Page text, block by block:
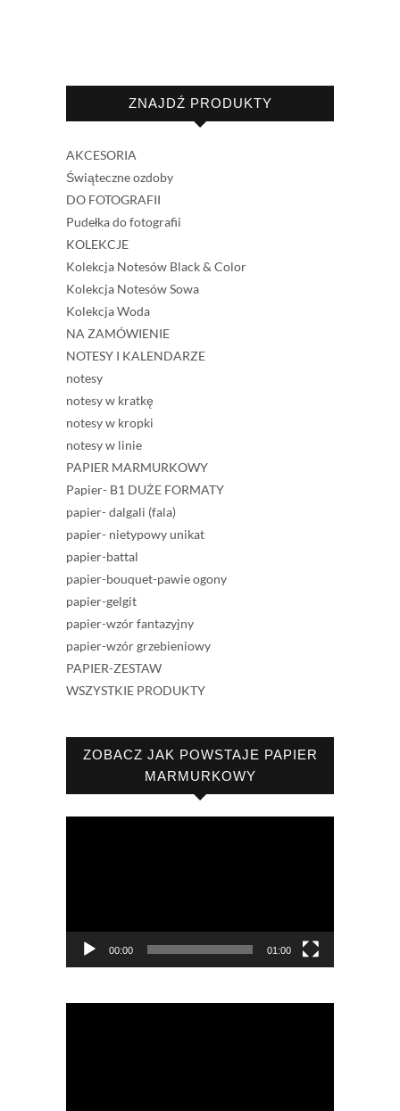
ZNAJDŹ PRODUKTY
AKCESORIA
Świąteczne ozdoby
DO FOTOGRAFII
Pudełka do fotografii
KOLEKCJE
Kolekcja Notesów Black & Color
Kolekcja Notesów Sowa
Kolekcja Woda
NA ZAMÓWIENIE
NOTESY I KALENDARZE
notesy
notesy w kratkę
notesy w kropki
notesy w linie
PAPIER MARMURKOWY
Papier- B1 DUŻE FORMATY
papier- dalgali (fala)
papier- nietypowy unikat
papier-battal
papier-bouquet-pawie ogony
papier-gelgit
papier-wzór fantazyjny
papier-wzór grzebieniowy
PAPIER-ZESTAW
WSZYSTKIE PRODUKTY
ZOBACZ JAK POWSTAJE PAPIER
MARMURKOWY
00:00 01:00